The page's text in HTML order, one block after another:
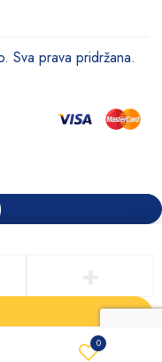
0
prava pridržana.